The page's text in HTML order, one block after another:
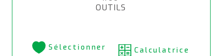
OUTILS
Sélectionner Calculatrice